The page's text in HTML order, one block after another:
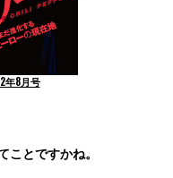
年8月号
とですかね。